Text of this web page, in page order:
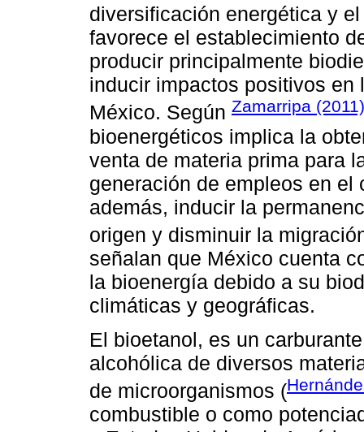
diversificación energética y
favorece el establecimiento
producir principalmente
inducir impactos positivos
México. Según Zamarripa (2011)
bioenergéticos implica la
venta de materia prima para
generación de empleos en
además, inducir la
origen y disminuir la
señalan que México cuenta
la bioenergía debido a su
climáticas y geográficas.
El bioetanol, es un
alcohólica de diversos
de microorganismos (
combustible o como